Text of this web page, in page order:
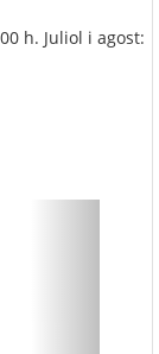
h. Juliol i agost:
Següent